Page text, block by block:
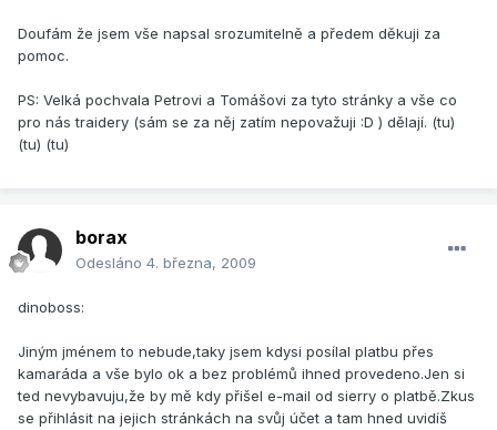
Doufám že jsem vše napsal srozumitelně a předem děkuji za
pomoc.
PS: Velká pochvala Petrovi a Tomášovi za tyto stránky a vše co
pro nás traidery (sám se za něj zatím nepovažuji :D ) dělají. (tu)
(tu) (tu)
borax
Odesláno 4. března, 2009
dinoboss:
Jiným jménem to nebude,taky jsem kdysi posílal platbu přes
kamaráda a vše bylo ok a bez problémů ihned provedeno.Jen si
ted nevybavuju,že by mě kdy přišel e-mail od sierry o platbě.Zkus
se přihlásit na jejich stránkách na svůj účet a tam hned uvidíš